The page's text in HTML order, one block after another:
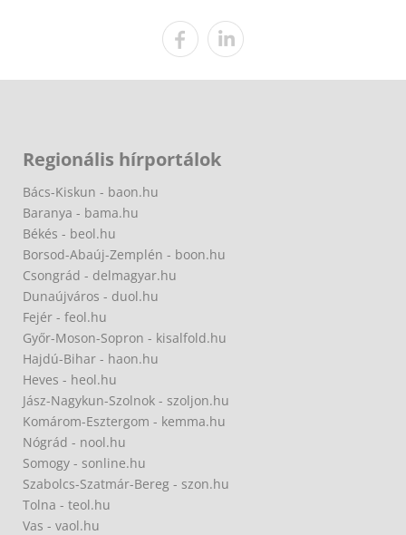
Regionális hírportálok
Bács-Kiskun - baon.hu
Baranya - bama.hu
Békés - beol.hu
Borsod-Abaúj-Zemplén - boon.hu
Csongrád - delmagyar.hu
Dunaújváros - duol.hu
Fejér - feol.hu
Győr-Moson-Sopron - kisalfold.hu
Hajdú-Bihar - haon.hu
Heves - heol.hu
Jász-Nagykun-Szolnok - szoljon.hu
Komárom-Esztergom - kemma.hu
Nógrád - nool.hu
Somogy - sonline.hu
Szabolcs-Szatmár-Bereg - szon.hu
Tolna - teol.hu
Vas - vaol.hu